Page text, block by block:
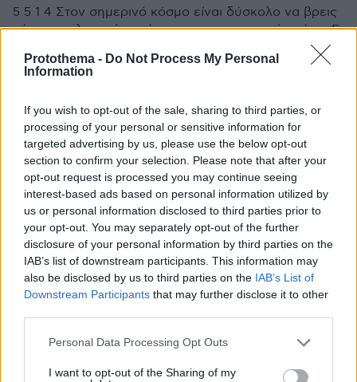
Protothema - Do Not Process My Personal
Information
If you wish to opt-out of the sale, sharing to third parties, or
processing of your personal or sensitive information for
targeted advertising by us, please use the below opt-out
section to confirm your selection. Please note that after your
opt-out request is processed you may continue seeing
interest-based ads based on personal information utilized by
us or personal information disclosed to third parties prior to
your opt-out. You may separately opt-out of the further
disclosure of your personal information by third parties on the
IAB’s list of downstream participants. This information may
also be disclosed by us to third parties on the IAB’s List of
Downstream Participants that may further disclose it to other
Please note that this website/app uses one or more Google
not limited to your visit or usage behaviour. You may click to
Personal Data Processing Opt Outs
I want to opt-out of the Sharing of my
5 5 1 4 Στον σημερινό κόσμο είναι δύσκολο να βρεις
κάποιον ειλικρινή και έτοιμο για πραγματική σχέση. Γι
άνδρες όπως εσύ που έχουν ξεκάθαρες προσδοκίες.
Η διαδικασία εύρεσης του κατάλληλου ατόμου είναι
πολύ πιο εύκολη από όσο νομίζεις. Εγγράψου και
πείσου μόνος σου πόσες δυνατότητες προσφέρει η
πλατφόρμα μας.
ΑΠΑΝΤΗΣΗ
Γιώργος.
12.05.2026, 16:39
Από τις μεγαλύτερες επιτυχίες της Αστυνομίας, όχι
των Χρυσοχοΐδη κ Μάλλιου, αλλά εκείνων που
ΑΠΑΝΤΗΣΗ